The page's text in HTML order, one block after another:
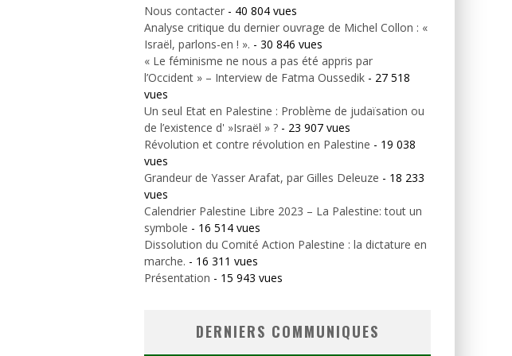
Nous contacter - 40 804 vues
Analyse critique du dernier ouvrage de Michel Collon : «
Israël, parlons-en ! ». - 30 846 vues
« Le féminisme ne nous a pas été appris par
l’Occident » – Interview de Fatma Oussedik - 27 518
vues
Un seul Etat en Palestine : Problème de judaïsation ou
de l’existence d' »Israël » ? - 23 907 vues
Révolution et contre révolution en Palestine - 19 038
vues
Grandeur de Yasser Arafat, par Gilles Deleuze - 18 233
vues
Calendrier Palestine Libre 2023 – La Palestine: tout un
symbole - 16 514 vues
Dissolution du Comité Action Palestine : la dictature en
marche. - 16 311 vues
Présentation - 15 943 vues
DERNIERS COMMUNIQUES